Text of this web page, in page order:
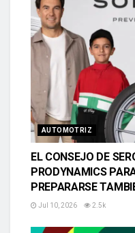
AUTOMOTRIZ
EL CONSEJO DE
PRODYNAMICS
PREPARARSE
Jul 10, 2026 2.5k